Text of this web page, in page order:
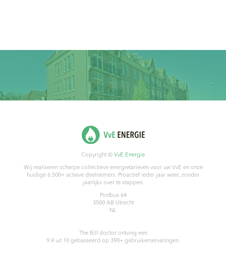
Copyright © VvE Energie
Wij realiseren scherpe collectieve energietarieven voor uw VvE en onze
huidige 6.500+ actieve deelnemers. Proactief ieder jaar weer, zonder
jaarlijks over te stappen.
Postbus 64
3500 AB Utrecht
NL
The Bill doctorontving een
9.4uit 10gebasseerd op 390+ gebruikerservaringen.